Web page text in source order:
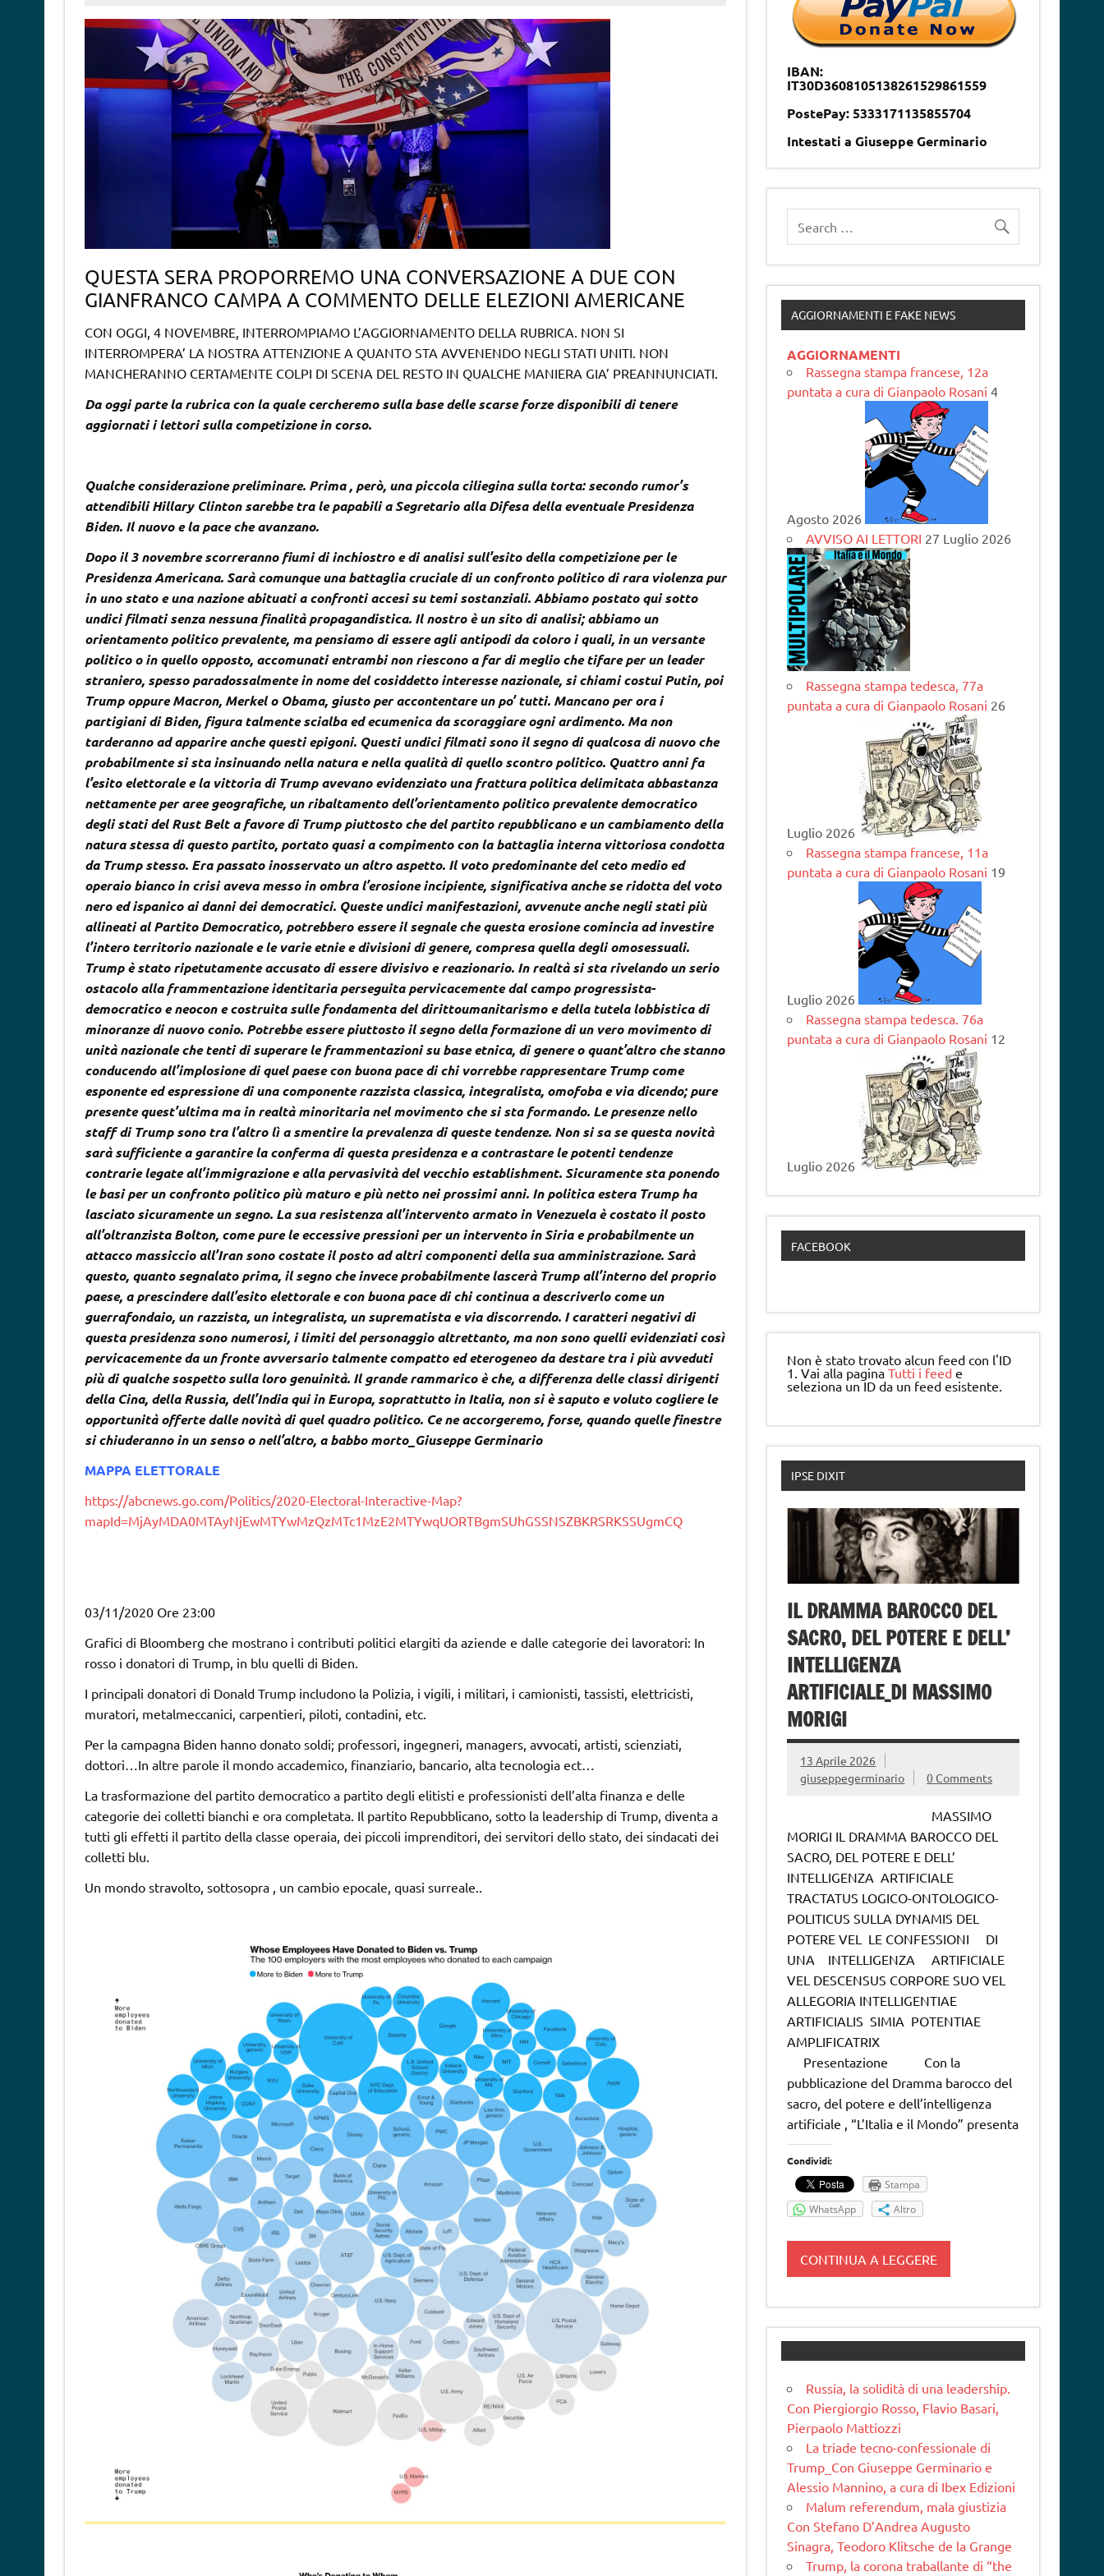
QUESTA SERA PROPORREMO UNA CONVERSAZIONE A DUE CON
GIANFRANCO CAMPA A COMMENTO DELLE ELEZIONI AMERICANE
CON OGGI, 4 NOVEMBRE, INTERROMPIAMO L’AGGIORNAMENTO DELLA RUBRICA. NON SI
INTERROMPERA’ LA NOSTRA ATTENZIONE A QUANTO STA AVVENENDO NEGLI STATI UNITI. NON
MANCHERANNO CERTAMENTE COLPI DI SCENA DEL RESTO IN QUALCHE MANIERA GIA’ PREANNUNCIATI.
Da oggi parte la rubrica con la quale cercheremo sulla base delle scarse forze disponibili di tenere
aggiornati i lettori sulla competizione in corso.
Qualche considerazione preliminare. Prima , però, una piccola ciliegina sulla torta: secondo rumor’s
attendibili Hillary Clinton sarebbe tra le papabili a Segretario alla Difesa della eventuale Presidenza
Biden. Il nuovo e la pace che avanzano.
Dopo il 3 novembre scorreranno fiumi di inchiostro e di analisi sull’esito della competizione per le
Presidenza Americana. Sarà comunque una battaglia cruciale di un confronto politico di rara violenza pur
in uno stato e una nazione abituati a confronti accesi su temi sostanziali. Abbiamo postato qui sotto
undici filmati senza nessuna finalità propagandistica. Il nostro è un sito di analisi; abbiamo un
orientamento politico prevalente, ma pensiamo di essere agli antipodi da coloro i quali, in un versante
politico o in quello opposto, accomunati entrambi non riescono a far di meglio che tifare per un leader
straniero, spesso paradossalmente in nome del cosiddetto interesse nazionale, si chiami costui Putin, poi
Trump oppure Macron, Merkel o Obama, giusto per accontentare un po’ tutti. Mancano per ora i
partigiani di Biden, figura talmente scialba ed ecumenica da scoraggiare ogni ardimento. Ma non
tarderanno ad apparire anche questi epigoni. Questi undici filmati sono il segno di qualcosa di nuovo che
probabilmente si sta insinuando nella natura e nella qualità di quello scontro politico. Quattro anni fa
l’esito elettorale e la vittoria di Trump avevano evidenziato una frattura politica delimitata abbastanza
nettamente per aree geografiche, un ribaltamento dell’orientamento politico prevalente democratico
degli stati del Rust Belt a favore di Trump piuttosto che del partito repubblicano e un cambiamento della
natura stessa di questo partito, portato quasi a compimento con la battaglia interna vittoriosa condotta
da Trump stesso. Era passato inosservato un altro aspetto. Il voto predominante del ceto medio ed
operaio bianco in crisi aveva messo in ombra l’erosione incipiente, significativa anche se ridotta del voto
nero ed ispanico ai danni dei democratici. Queste undici manifestazioni, avvenute anche negli stati più
allineati al Partito Democratico, potrebbero essere il segnale che questa erosione comincia ad investire
l’intero territorio nazionale e le varie etnie e divisioni di genere, compresa quella degli omosessuali.
Trump è stato ripetutamente accusato di essere divisivo e reazionario. In realtà si sta rivelando un serio
ostacolo alla frammentazione identitaria perseguita pervicacemente dal campo progressista-
democratico e neocon e costruita sulle fondamenta del dirittoumanitarismo e della tutela lobbistica di
minoranze di nuovo conio. Potrebbe essere piuttosto il segno della formazione di un vero movimento di
unità nazionale che tenti di superare le frammentazioni su base etnica, di genere o quant’altro che stanno
conducendo all’implosione di quel paese con buona pace di chi vorrebbe rappresentare Trump come
esponente ed espressione di una componente razzista classica, integralista, omofoba e via dicendo; pure
presente quest’ultima ma in realtà minoritaria nel movimento che si sta formando. Le presenze nello
staff di Trump sono tra l’altro lì a smentire la prevalenza di queste tendenze. Non si sa se questa novità
sarà sufficiente a garantire la conferma di questa presidenza e a contrastare le potenti tendenze
contrarie legate all’immigrazione e alla pervasività del vecchio establishment. Sicuramente sta ponendo
le basi per un confronto politico più maturo e più netto nei prossimi anni. In politica estera Trump ha
lasciato sicuramente un segno. La sua resistenza all’intervento armato in Venezuela è costato il posto
all’oltranzista Bolton, come pure le eccessive pressioni per un intervento in Siria e probabilmente un
attacco massiccio all’Iran sono costate il posto ad altri componenti della sua amministrazione. Sarà
questo, quanto segnalato prima, il segno che invece probabilmente lascerà Trump all’interno del proprio
paese, a prescindere dall’esito elettorale e con buona pace di chi continua a descriverlo come un
guerrafondaio, un razzista, un integralista, un suprematista e via discorrendo. I caratteri negativi di
questa presidenza sono numerosi, i limiti del personaggio altrettanto, ma non sono quelli evidenziati così
pervicacemente da un fronte avversario talmente compatto ed eterogeneo da destare tra i più avveduti
più di qualche sospetto sulla loro genuinità. Il grande rammarico è che, a differenza delle classi dirigenti
della Cina, della Russia, dell’India qui in Europa, soprattutto in Italia, non si è saputo e voluto cogliere le
opportunità offerte dalle novità di quel quadro politico. Ce ne accorgeremo, forse, quando quelle finestre
si chiuderanno in un senso o nell’altro, a babbo morto_Giuseppe Germinario
MAPPA ELETTORALE
https://abcnews.go.com/Politics/2020-Electoral-Interactive-Map?
mapId=MjAyMDA0MTAyNjEwMTYwMzQzMTc1MzE2MTYwqUORTBgmSUhGSSNSZBKRSRKSSUgmCQ
03/11/2020 Ore 23:00
Grafici di Bloomberg che mostrano i contributi politici elargiti da aziende e dalle categorie dei lavoratori: In
rosso i donatori di Trump, in blu quelli di Biden.
I principali donatori di Donald Trump includono la Polizia, i vigili, i militari, i camionisti, tassisti, elettricisti,
muratori, metalmeccanici, carpentieri, piloti, contadini, etc.
Per la campagna Biden hanno donato soldi; professori, ingegneri, managers, avvocati, artisti, scienziati,
dottori…In altre parole il mondo accademico, finanziario, bancario, alta tecnologia ect…
La trasformazione del partito democratico a partito degli elitisti e professionisti dell’alta finanza e delle
categorie dei colletti bianchi e ora completata. Il partito Repubblicano, sotto la leadership di Trump, diventa a
tutti gli effetti il partito della classe operaia, dei piccoli imprenditori, dei servitori dello stato, dei sindacati dei
colletti blu.
Un mondo stravolto, sottosopra , un cambio epocale, quasi surreale..
IBAN:
IT30D3608105138261529861559
PostePay: 5333171135855704
Intestati a Giuseppe Germinario
AGGIORNAMENTI E FAKE NEWS
AGGIORNAMENTI
Rassegna stampa francese, 12a
puntata a cura di Gianpaolo Rosani 4
Agosto 2026
AVVISO AI LETTORI 27 Luglio 2026
Rassegna stampa tedesca, 77a
puntata a cura di Gianpaolo Rosani 26
Luglio 2026
Rassegna stampa francese, 11a
puntata a cura di Gianpaolo Rosani 19
Luglio 2026
Rassegna stampa tedesca. 76a
puntata a cura di Gianpaolo Rosani 12
Luglio 2026
FACEBOOK
Non è stato trovato alcun feed con l'ID
1. Vai alla paginaTutti i feed e
seleziona un ID da un feed esistente.
IPSE DIXIT
IL DRAMMA BAROCCO DEL
SACRO, DEL POTERE E DELL’
INTELLIGENZA
ARTIFICIALE_DI MASSIMO
MORIGI
13 Aprile 2026
giuseppegerminario
0 Comments
MASSIMO
MORIGI IL DRAMMA BAROCCO DEL
SACRO, DEL POTERE E DELL’
INTELLIGENZA ARTIFICIALE
TRACTATUS LOGICO-ONTOLOGICO-
POLITICUS SULLA DYNAMIS DEL
POTERE VEL LE CONFESSIONI DI
UNA INTELLIGENZA ARTIFICIALE
VEL DESCENSUS CORPORE SUO VEL
ALLEGORIA INTELLIGENTIAE
ARTIFICIALIS SIMIA POTENTIAE
AMPLIFICATRIX
Presentazione Con la
pubblicazione del Dramma barocco del
sacro, del potere e dell’intelligenza
artificiale , “L’Italia e il Mondo” presenta
Condividi:
Stampa
WhatsApp
Altro
CONTINUA A LEGGERE
Russia, la solidità di una leadership.
Con Piergiorgio Rosso, Flavio Basari,
Pierpaolo Mattiozzi
La triade tecno-confessionale di
Trump_Con Giuseppe Germinario e
Alessio Mannino, a cura di Ibex Edizioni
Malum referendum, mala giustizia
Con Stefano D’Andrea Augusto
Sinagra, Teodoro Klitsche de la Grange
Trump, la corona traballante di “the